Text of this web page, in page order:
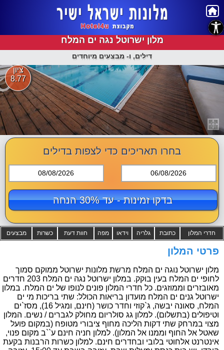
מלון ישרוטל נגה ים המלח
דילים, ו- מבצעים מיוחדים
ציון
8.77
בחרו תאריכים כדי לצפות בדילים
08/08/2026 06/08/2026
בדקו זמינות - עד 30% הנחה
מבצעים כשרות חוות דעת מפה וידאו גלריה כתובת חדרי המלון
פרטי המלון
מלון ישרוטל נוגה ים המלח מרשת מלונות ישרוטל ממוקם סמוך
לחופי ים המלח בעין בוקק. במלון ישרוטל נגה ים המלח 203 חדרים
מאובזרים וממוזגים. כל חדרי המלון פונים לנופו של ים המלח. במלון
ישרוטל גנים ים המלח מועדון בריאות הכולל: שתי בריכות מי ים
המלח, סאונה יבשה, ג`קוזי וחדר כושר (חינם, ומגיל 16), מסז`ים
וטיפולים (בתשלום). למלון גג סולריום מחולק לגברים / נשים. המלון
מצוי במרחק שתי דקות הליכה מחוף ציבורי מטופח (במקום פועל
שאטל אל החוף וממנו אל המלון). למלון חניה חינם ע``ב מקום פנוי,
אינטרנט אלחוטי בלובי ובחדרים חינם. למלון כשרות הרבנות בקעת
נגישות